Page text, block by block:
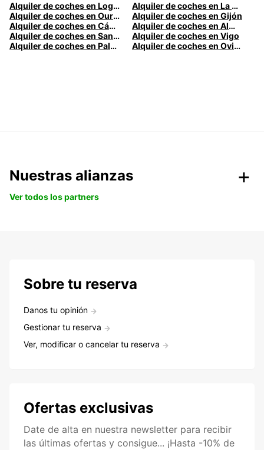
Alquiler de coches en Logroño
Alquiler de coches en La Coruña
Alquiler de coches en Ourense
Alquiler de coches en Gijón
Alquiler de coches en Cádiz
Alquiler de coches en Almería
Alquiler de coches en Santander
Alquiler de coches en Vigo
Alquiler de coches en Palma
Alquiler de coches en Oviedo
Nuestras alianzas
Ver todos los partners
Sobre tu reserva
Danos tu opinión
Gestionar tu reserva
Ver, modificar o cancelar tu reserva
Ofertas exclusivas
Date de alta en nuestra newsletter para recibir
las últimas ofertas y consigue... ¡Hasta -10% de